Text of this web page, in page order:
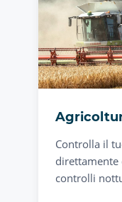
Controlla il
direttamente
controlli